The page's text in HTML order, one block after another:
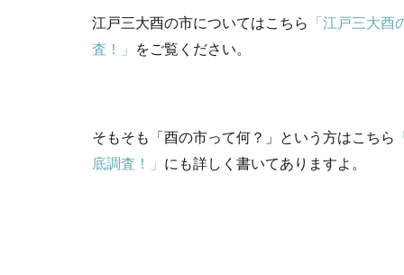
江戸三大酉の市についてはこちら 「江戸三大
査！」 をご覧ください。
そもそも「酉の市って何？」という方はこちら
底調査！」 にも詳しく書いてありますよ。